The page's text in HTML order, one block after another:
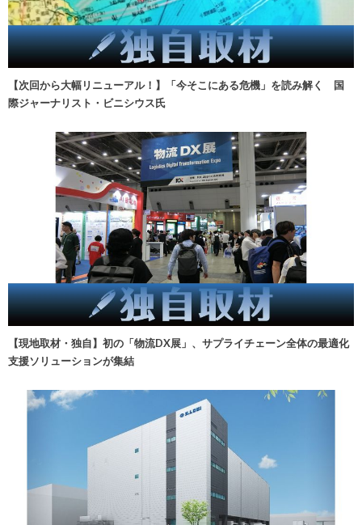
【次回から大幅リニューアル！】「今そこにある危機」を読み解く 国
際ジャーナリスト・ビニシウス氏
【現地取材・独自】初の「物流DX展」、サプライチェーン全体の最適化
支援ソリューションが集結